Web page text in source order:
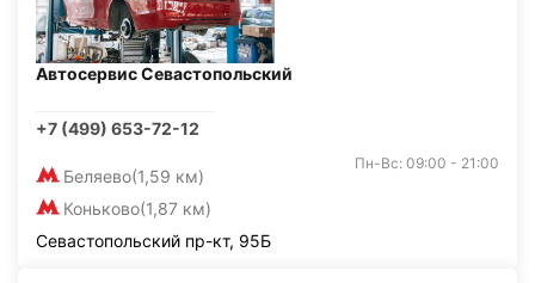
Автосервис Севастопольский
+7 (499) 653-72-12
Беляево(1,59 км)
Коньково(1,87 км)
Пн-Вс: 09:00 - 21:00
Севастопольский пр-кт, 95Б